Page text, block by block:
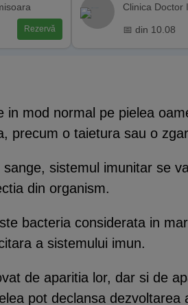
Rezervă
Clinica Doctor
📅 din 10.08
in mod normal pe pielea
precum o taietura sau o
sistemul imunitar se
din organism.
bacteria considerata in
a sistemului imun.
de aparitia lor, dar si de
pot declansa